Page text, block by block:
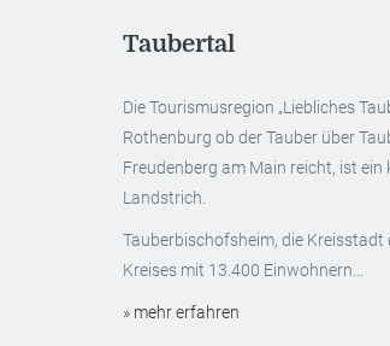
Taubertal
Die Tourismusregion „Liebliches
Rothenburg ob der Tauber über
Freudenberg am Main reicht, ist
Landstrich.
Tauberbischofsheim, die Kreisstadt
Kreises mit 13.400 Einwohnern...
» mehr erfahren